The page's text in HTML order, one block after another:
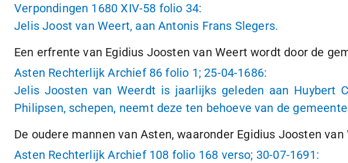
Verpondingen 1680 XIV-58 folio 34:
Jelis Joost van Weert, aan Antonis Frans Slegers.
Een erfrente van Egidius Joosten van Weert wordt door de
Asten Rechterlijk Archief 86 folio 1; 25-04-1686:
Jelis Joosten van Weerdt is jaarlijks geleden aan Huybert
Philipsen, schepen, neemt deze ten behoeve van de
De oudere mannen van Asten, waaronder Egidius Joosten
Asten Rechterlijk Archief 108 folio 168 verso; 30-07-1691: